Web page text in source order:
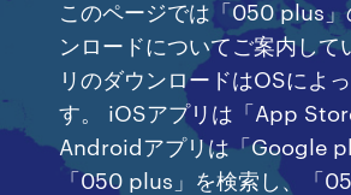
このページでは「050 plus」
ンロードについてご案内して
リのダウンロードはOSによ
す。 iOSアプリは「App
Androidアプリは「Google
「050 plus」を検索し、「